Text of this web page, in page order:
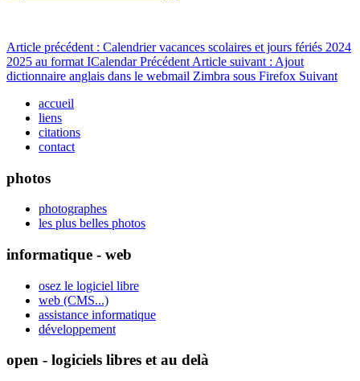
Article précédent : Calendrier vacances scolaires et jours fériés 2024
2025 au format ICalendarPrécédent Article suivant : Ajout
dictionnaire anglais dans le webmail Zimbra sous Firefox Suivant
accueil
liens
citations
contact
photos
photographes
les plus belles photos
informatique - web
osez le logiciel libre
web (CMS...)
assistance informatique
développement
open - logiciels libres et au delà